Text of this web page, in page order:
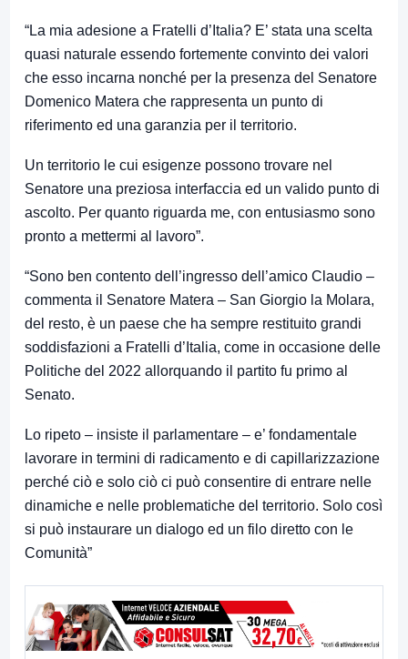
“La mia adesione a Fratelli d’Italia? E’ stata una scelta
quasi naturale essendo fortemente convinto dei valori
che esso incarna nonché per la presenza del Senatore
Domenico Matera che rappresenta un punto di
riferimento ed una garanzia per il territorio.
Un territorio le cui esigenze possono trovare nel
Senatore una preziosa interfaccia ed un valido punto di
ascolto. Per quanto riguarda me, con entusiasmo sono
pronto a mettermi al lavoro”.
“Sono ben contento dell’ingresso dell’amico Claudio –
commenta il Senatore Matera – San Giorgio la Molara,
del resto, è un paese che ha sempre restituito grandi
soddisfazioni a Fratelli d’Italia, come in occasione delle
Politiche del 2022 allorquando il partito fu primo al
Senato.
Lo ripeto – insiste il parlamentare – e’ fondamentale
lavorare in termini di radicamento e di capillarizzazione
perché ciò e solo ciò ci può consentire di entrare nelle
dinamiche e nelle problematiche del territorio. Solo così
si può instaurare un dialogo ed un filo diretto con le
Comunità”